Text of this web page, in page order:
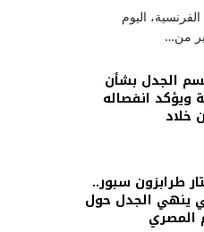
اليوم
الجدل بشأن
ويؤكد انفصاله
خلاد
طرابزون سبور..
ينهي الجدل حول
المصري